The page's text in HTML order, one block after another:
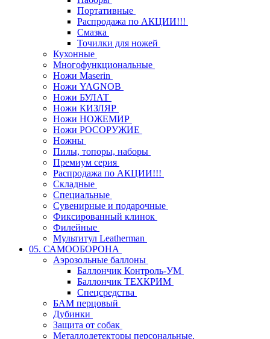
Портативные
Распродажа по АКЦИИ!!!
Смазка
Точилки для ножей
Кухонные
Многофункциональные
Ножи Maserin
Ножи YAGNOB
Ножи БУЛАТ
Ножи КИЗЛЯР
Ножи НОЖЕМИР
Ножи РОСОРУЖИЕ
Ножны
Пилы, топоры, наборы
Премиум серия
Распродажа по АКЦИИ!!!
Складные
Специальные
Сувенирные и подарочные
Фиксированный клинок
Филейные
Мультитул Leatherman
05. САМООБОРОНА
Аэрозольные баллоны
Баллончик Контроль-УМ
Баллончик ТЕХКРИМ
Спецсредства
БАМ перцовый
Дубинки
Защита от собак
Металлодетекторы персональные,